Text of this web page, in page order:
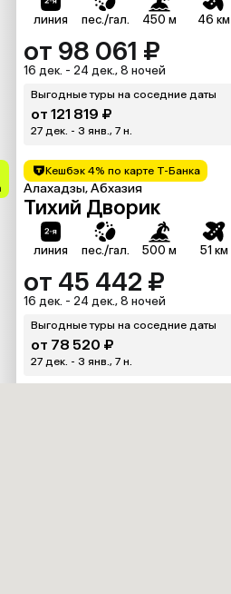
линия пес./гал. 450 м 46 км
от 98 061 ₽
16 дек. - 24 дек., 8 ночей
Выгодные туры на соседние даты
от 121 819 ₽
27 дек. - 3 янв., 7 н.
Кешбэк 4% по карте Т-Банка
Алахадзы, Абхазия
Тихий Дворик
линия пес./гал. 500 м 51 км
от 45 442 ₽
16 дек. - 24 дек., 8 ночей
Выгодные туры на соседние даты
от 78 520 ₽
27 дек. - 3 янв., 7 н.